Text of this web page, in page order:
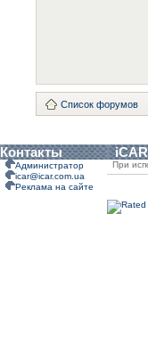
Список форумов
Контакты
Администратор
icar@icar.com.ua
Реклама на сайте
При